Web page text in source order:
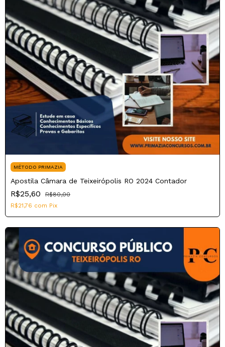
MÉTODO PRIMAZIA
Apostila Câmara de Teixeirópolis RO 2024 Contador
R$25,60
R$80,00
R$21,76 com Pix